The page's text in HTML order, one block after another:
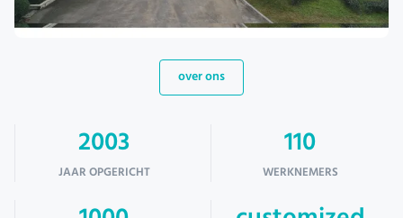
over ons
2003
JAAR OPGERICHT
110
WERKNEMERS